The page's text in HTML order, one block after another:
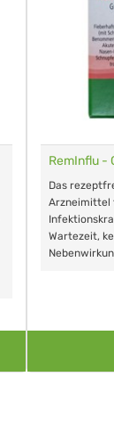
RemInflu -
Das
Arzneimittel
Wartezeit,